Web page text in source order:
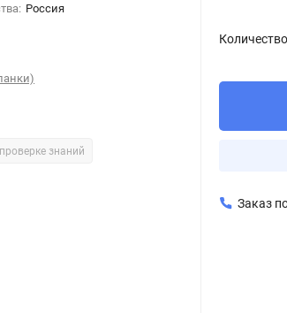
Россия
знаний
Заказ